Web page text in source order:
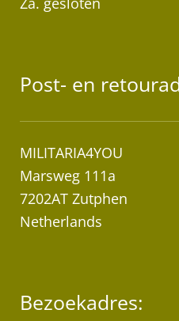
Post- en
MILITARIA4YOU
Marsweg 111a
7202AT Zutphen
Netherlands
Bezoekadres: